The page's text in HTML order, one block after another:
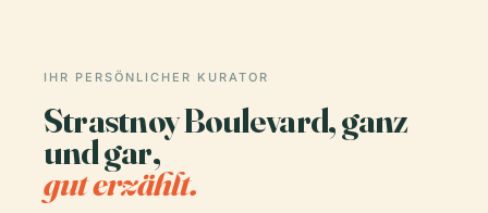
IHR PERSÖNLICHER KURATOR
Strastnoy Boulevard, ganz
und gar,
gut erzählt.